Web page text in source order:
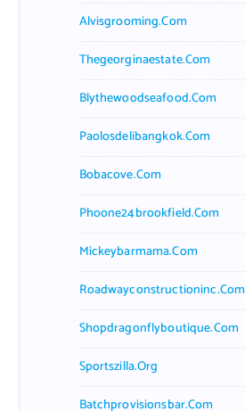
Alvisgrooming.com
Thegeorginaestate.com
Blythewoodseafood.com
Paolosdelibangkok.com
Bobacove.com
Phoone24brookfield.com
Mickeybarmama.com
Roadwayconstructioninc.com
Shopdragonflyboutique.com
Sportszilla.org
Batchprovisionsbar.com